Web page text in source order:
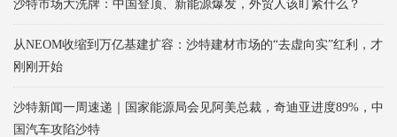
沙特市场大洗牌：中国登顶、新能源爆发，外贸人该盯紧什么？
从NEOM收缩到万亿基建扩容：沙特建材市场的“去虚向实”红利，才
刚刚开始
沙特新闻一周速递｜国家能源局会见阿美总裁，奇迪亚进度89%，中
国汽车攻陷沙特